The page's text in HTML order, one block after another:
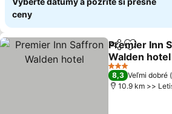
ceny
ZdieľaťPridať do
Premier Inn
Walden hotel
Zobraziť ceny
3 Počet
8,3 Veľmi dobré
10.9 km >>